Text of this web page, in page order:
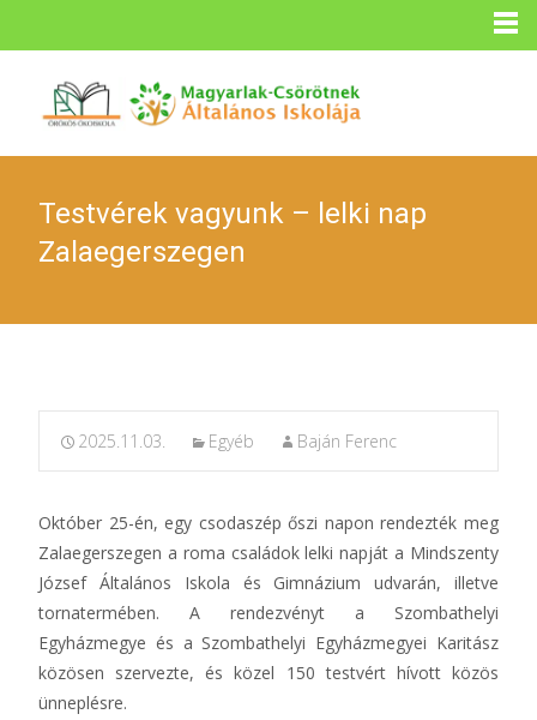
Testvérek vagyunk – lelki nap
Zalaegerszegen
2025.11.03. Egyéb Baján Ferenc
Október 25-én, egy csodaszép őszi napon rendezték meg
Zalaegerszegen a roma családok lelki napját a Mindszenty
József Általános Iskola és Gimnázium udvarán, illetve
tornatermében. A rendezvényt a Szombathelyi
Egyházmegye és a Szombathelyi Egyházmegyei Karitász
közösen szervezte, és közel 150 testvért hívott közös
ünneplésre.